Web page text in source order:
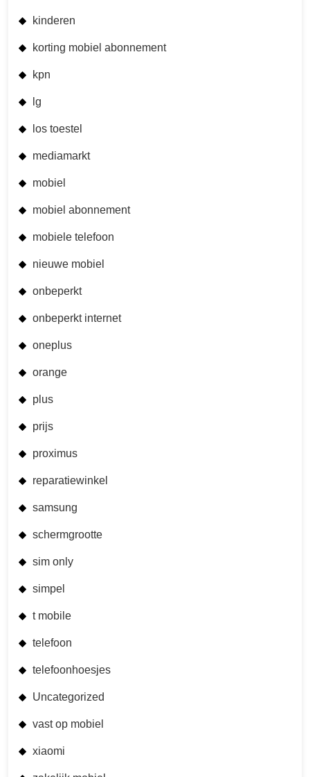
kinderen
korting mobiel abonnement
kpn
lg
los toestel
mediamarkt
mobiel
mobiel abonnement
mobiele telefoon
nieuwe mobiel
onbeperkt
onbeperkt internet
oneplus
orange
plus
prijs
proximus
reparatiewinkel
samsung
schermgrootte
sim only
simpel
t mobile
telefoon
telefoonhoesjes
Uncategorized
vast op mobiel
xiaomi